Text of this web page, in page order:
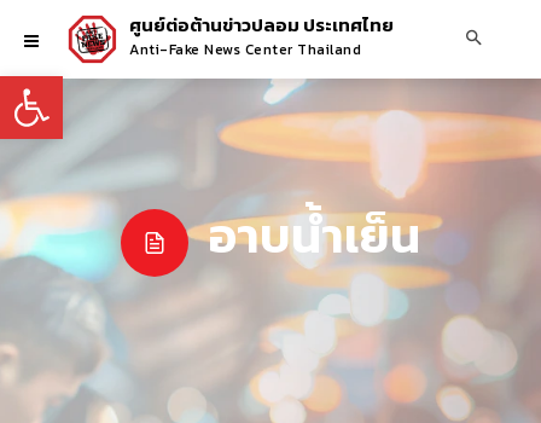
Open toolbar
ศูนย์ต่อต้านข่าวปลอม ประเทศไทย
Anti-Fake News Center Thailand
อาบน้ำเย็น